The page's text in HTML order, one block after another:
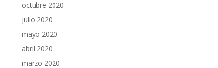
octubre 2020
julio 2020
mayo 2020
abril 2020
marzo 2020